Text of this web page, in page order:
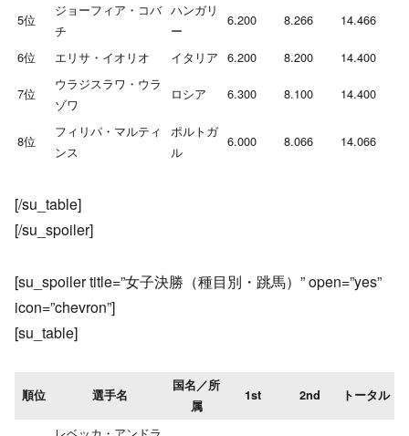
5位
ジョーフィア・コバ
チ
ハンガリ
ー
6.200 8.266 14.466
6位 エリサ・イオリオ イタリア 6.200 8.200 14.400
7位
ウラジスラワ・ウラ
ゾワ
ロシア 6.300 8.100 14.400
8位
フィリパ・マルティ
ンス
ポルトガ
ル
6.000 8.066 14.066
[/su_table]
[/su_spoiler]
[su_spoiler title=”女子決勝（種目別・跳馬）” open=”yes”
icon=”chevron”]
[su_table]
順位 選手名
国名／所
属
1st 2nd トータル
レベッカ・アンドラ